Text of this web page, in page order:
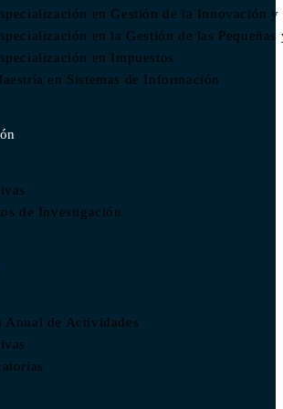
en Gestión de la Innovación
en la Gestión de las
en Impuestos​
en Sistemas de Información
de Investigación
Anual de Actividades